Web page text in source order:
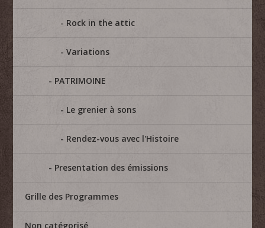
Rock in the attic
Variations
PATRIMOINE
Le grenier à sons
Rendez-vous avec l'Histoire
Presentation des émissions
Grille des Programmes
Non catégorisé